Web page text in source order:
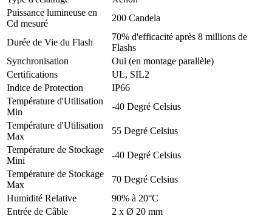
Puissance lumineuse en
Cd mesuré
200 Candela
Durée de Vie du Flash
70% d'efficacité après 8 millions de
Flashs
Synchronisation
Oui (en montage parallèle)
Certifications
UL, SIL2
Indice de Protection
IP66
Température d'Utilisation
Min
-40 Degré Celsius
Température d'Utilisation
Max
55 Degré Celsius
Température de Stockage
Mini
-40 Degré Celsius
Température de Stockage
Max
70 Degré Celsius
Humidité Relative
90% à 20°C
Entrée de Câble
2 x Ø 20 mm